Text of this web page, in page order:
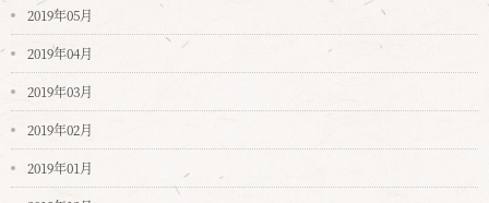
2019年05月
2019年04月
2019年03月
2019年02月
2019年01月